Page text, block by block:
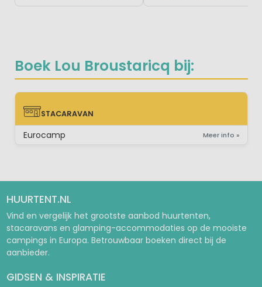
Boek Lou Broustaricq bij:
STACARAVAN
STACARAVAN
Eurocamp Meer info »
HUURTENT.NL
Vind en vergelijk het grootste aanbod huurtenten,
stacaravans en glamping-accommodaties op de mooiste
campings in Europa. Betrouwbaar boeken direct bij de
aanbieder.
GIDSEN & INSPIRATIE